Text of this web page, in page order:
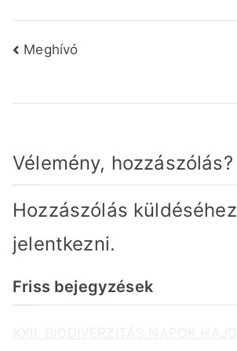
Bejegyzés
Meghívó
Vélemény, hozzászólás?
Hozzászólás küldéséhez
jelentkezni.
Friss bejegyzések